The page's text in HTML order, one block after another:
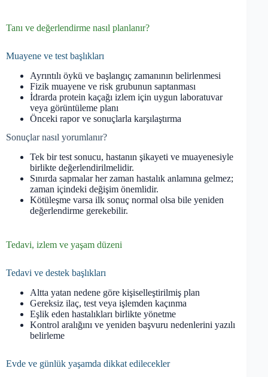
Tanı ve değerlendirme nasıl planlanır?
Muayene ve test başlıkları
Ayrıntılı öykü ve başlangıç zamanının belirlenmesi
Fizik muayene ve risk grubunun saptanması
İdrarda protein kaçağı izlem için uygun laboratuvar
veya görüntüleme planı
Önceki rapor ve sonuçlarla karşılaştırma
Sonuçlar nasıl yorumlanır?
Tek bir test sonucu, hastanın şikayeti ve muayenesiyle
birlikte değerlendirilmelidir.
Sınırda sapmalar her zaman hastalık anlamına gelmez;
zaman içindeki değişim önemlidir.
Kötüleşme varsa ilk sonuç normal olsa bile yeniden
değerlendirme gerekebilir.
Tedavi, izlem ve yaşam düzeni
Tedavi ve destek başlıkları
Altta yatan nedene göre kişiselleştirilmiş plan
Gereksiz ilaç, test veya işlemden kaçınma
Eşlik eden hastalıkları birlikte yönetme
Kontrol aralığını ve yeniden başvuru nedenlerini yazılı
belirleme
Evde ve günlük yaşamda dikkat edilecekler